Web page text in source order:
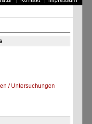
/ Untersuchungen